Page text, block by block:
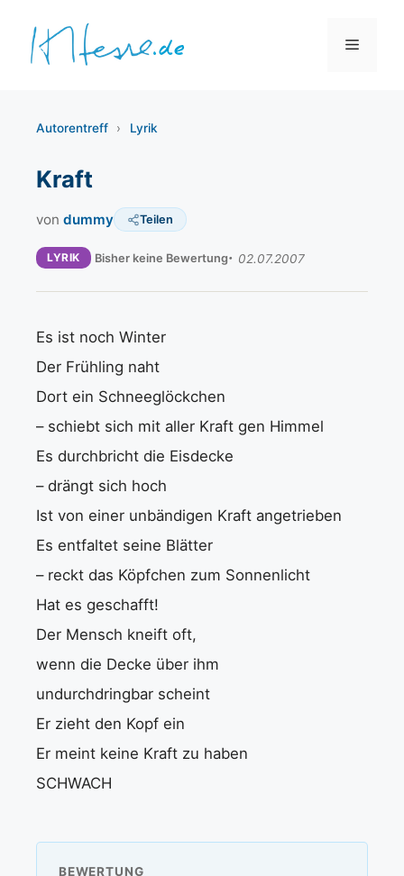
Inhalt
springen
Menü
Autorentreff › Lyrik
Kraft
von dummy Teilen
LYRIK Bisher keine Bewertung 02.07.2007
Es ist noch Winter
Der Frühling naht
Dort ein Schneeglöckchen
– schiebt sich mit aller Kraft gen Himmel
Es durchbricht die Eisdecke
– drängt sich hoch
Ist von einer unbändigen Kraft angetrieben
Es entfaltet seine Blätter
– reckt das Köpfchen zum Sonnenlicht
Hat es geschafft!
Der Mensch kneift oft,
wenn die Decke über ihm
undurchdringbar scheint
Er zieht den Kopf ein
Er meint keine Kraft zu haben
SCHWACH
BEWERTUNG